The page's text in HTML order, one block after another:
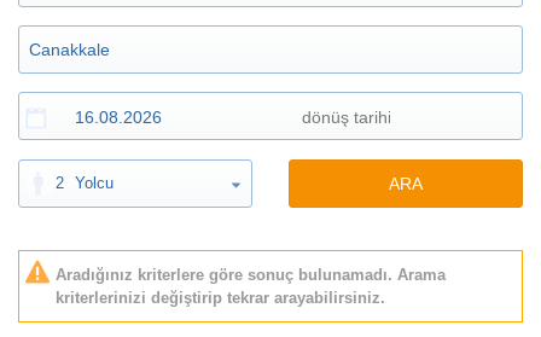
2 Yolcu ARA
Aradığınız kriterlere göre sonuç bulunamadı. Arama
kriterlerinizi değiştirip tekrar arayabilirsiniz.